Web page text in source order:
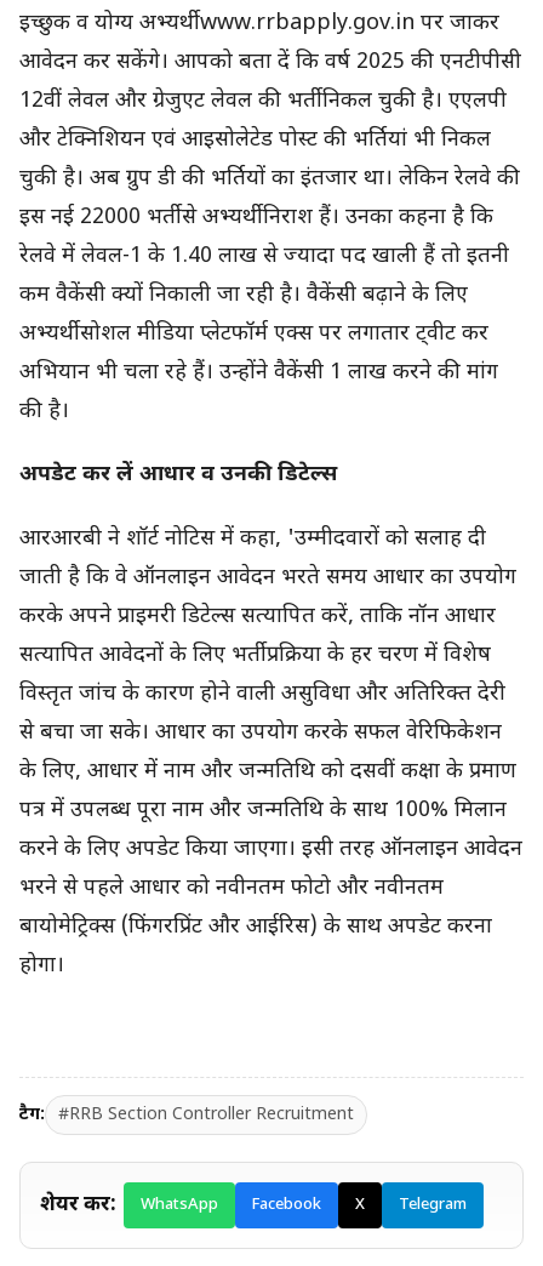
इच्छुक व योग्य अभ्यर्थी www.rrbapply.gov.in पर जाकर
आवेदन कर सकेंगे। आपको बता दें कि वर्ष 2025 की एनटीपीसी
12वीं लेवल और ग्रेजुएट लेवल की भर्ती निकल चुकी है। एएलपी
और टेक्निशियन एवं आइसोलेटेड पोस्ट की भर्तियां भी निकल
चुकी है। अब ग्रुप डी की भर्तियों का इंतजार था। लेकिन रेलवे की
इस नई 22000 भर्ती से अभ्यर्थी निराश हैं। उनका कहना है कि
रेलवे में लेवल-1 के 1.40 लाख से ज्यादा पद खाली हैं तो इतनी
कम वैकेंसी क्यों निकाली जा रही है। वैकेंसी बढ़ाने के लिए
अभ्यर्थी सोशल मीडिया प्लेटफॉर्म एक्स पर लगातार ट्वीट कर
अभियान भी चला रहे हैं। उन्होंने वैकेंसी 1 लाख करने की मांग
की है।
अपडेट कर लें आधार व उनकी डिटेल्स
आरआरबी ने शॉर्ट नोटिस में कहा, 'उम्मीदवारों को सलाह दी
जाती है कि वे ऑनलाइन आवेदन भरते समय आधार का उपयोग
करके अपने प्राइमरी डिटेल्स सत्यापित करें, ताकि नॉन आधार
सत्यापित आवेदनों के लिए भर्ती प्रक्रिया के हर चरण में विशेष
विस्तृत जांच के कारण होने वाली असुविधा और अतिरिक्त देरी
से बचा जा सके। आधार का उपयोग करके सफल वेरिफिकेशन
के लिए, आधार में नाम और जन्मतिथि को दसवीं कक्षा के प्रमाण
पत्र में उपलब्ध पूरा नाम और जन्मतिथि के साथ 100% मिलान
करने के लिए अपडेट किया जाएगा। इसी तरह ऑनलाइन आवेदन
भरने से पहले आधार को नवीनतम फोटो और नवीनतम
बायोमेट्रिक्स (फिंगरप्रिंट और आईरिस) के साथ अपडेट करना
होगा।
टैग: #RRB Section Controller Recruitment
शेयर करें: WhatsApp Facebook X Telegram